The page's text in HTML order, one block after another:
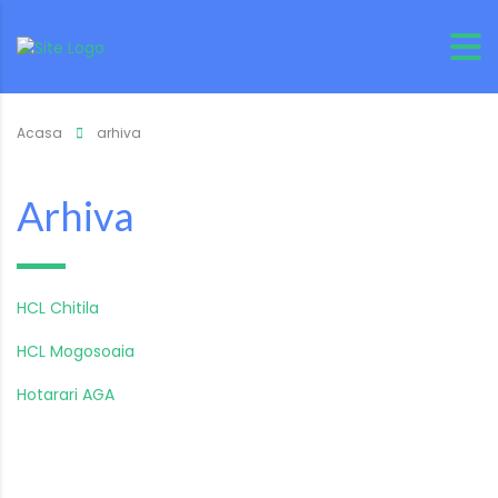
Acasa arhiva
Arhiva
HCL Chitila
HCL Mogosoaia
Hotarari AGA